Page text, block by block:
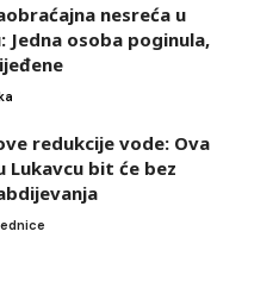
nesreća u
Jedna osoba poginula,
redukcije vode: Ova
Lukavcu bit će bez